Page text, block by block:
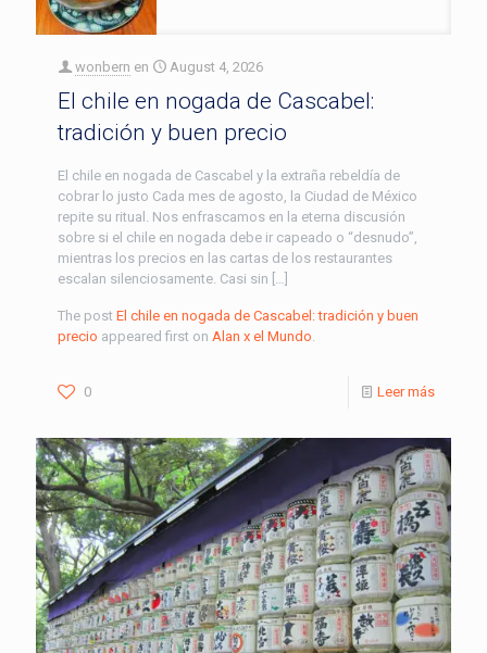
wonbern en August 4, 2026
El chile en nogada de Cascabel:
tradición y buen precio
El chile en nogada de Cascabel y la extraña rebeldía de
cobrar lo justo Cada mes de agosto, la Ciudad de México
repite su ritual. Nos enfrascamos en la eterna discusión
sobre si el chile en nogada debe ir capeado o “desnudo”,
mientras los precios en las cartas de los restaurantes
escalan silenciosamente. Casi sin […]
The post El chile en nogada de Cascabel: tradición y buen
precio appeared first on Alan x el Mundo.
0 Leer más